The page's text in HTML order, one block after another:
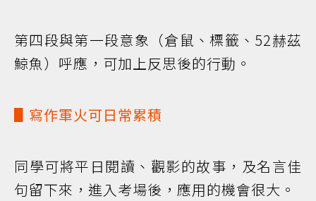
第四段與第一段意象（倉鼠、標籤、52赫茲
鯨魚）呼應，可加上反思後的行動。
▋寫作軍火可日常累積
同學可將平日閱讀、觀影的故事，及名言佳
句留下來，進入考場後，應用的機會很大。